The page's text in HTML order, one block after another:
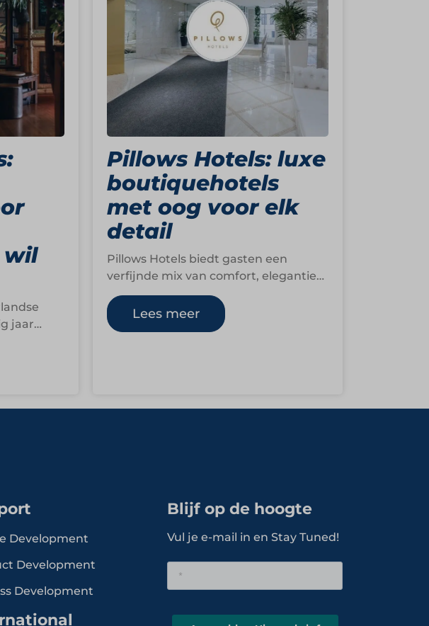
wil
jaar
biedt in
Pillows Hotels: luxe
boutiquehotels
met oog voor elk
detail
Pillows Hotels biedt gasten een
verfijnde mix van comfort, elegantie
en persoonlijke service. De hotels zijn
gevestigd op bijzondere locaties…
Lees meer
Development
Development
Development
Blijf op de hoogte
Vul je e-mail in en Stay Tuned!